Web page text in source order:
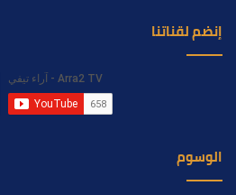
إنضم لقناتنا
الوسوم